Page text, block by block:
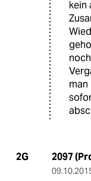
kein
man
2G 2097